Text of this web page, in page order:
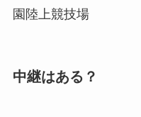
園陸上競技場
中継はある？